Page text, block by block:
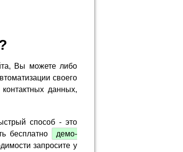
Вы можете либо
своего
данных,
способ - это
бесплатно
демо-
запросите у